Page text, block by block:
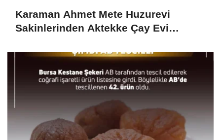
Karaman Ahmet Mete Huzurevi
Sakinlerinden Aktekke Çay Evi